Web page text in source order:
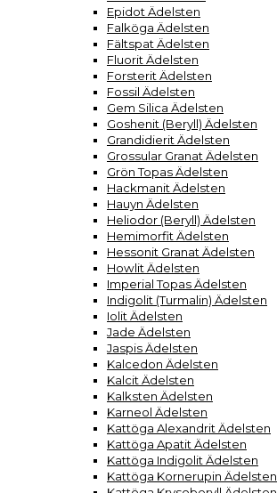
Epidot Ädelsten
Falköga Ädelsten
Fältspat Ädelsten
Fluorit Ädelsten
Forsterit Ädelsten
Fossil Ädelsten
Gem Silica Ädelsten
Goshenit (Beryll) Ädelsten
Grandidierit Ädelsten
Grossular Granat Ädelsten
Grön Topas Ädelsten
Hackmanit Ädelsten
Hauyn Ädelsten
Heliodor (Beryll) Ädelsten
Hemimorfit Ädelsten
Hessonit Granat Ädelsten
Howlit Ädelsten
Imperial Topas Ädelsten
Indigolit (Turmalin) Ädelsten
Iolit Ädelsten
Jade Ädelsten
Jaspis Ädelsten
Kalcedon Ädelsten
Kalcit Ädelsten
Kalksten Ädelsten
Karneol Ädelsten
Kattöga Alexandrit Ädelsten
Kattöga Apatit Ädelsten
Kattöga Indigolit Ädelsten
Kattöga Kornerupin Ädelsten